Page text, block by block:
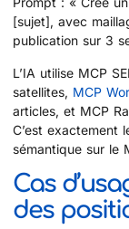
[sujet], avec
publication sur 3
L’IA utilise MCP
satellites, MCP
articles, et MCP
C’est exactement
sémantique sur le
Cas
des